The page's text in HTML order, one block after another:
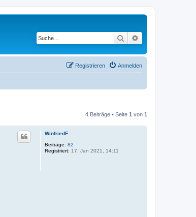
Suche
Anmelden
Registrieren
4 Beiträge • Seite 1 von 1
WinfriedF
Beiträge: 82
Registriert: 17. Jan 2021, 14:11